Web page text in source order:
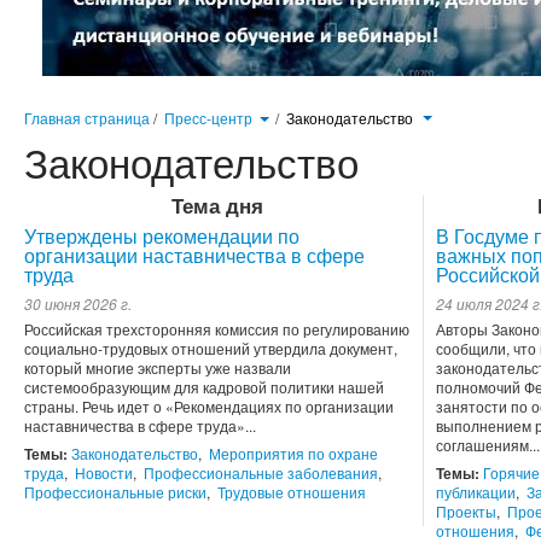
Главная страница / Пресс-центр / Законодательство
Законодательство
Тема дня
Утверждены рекомендации по
организации наставничества в сфере
труда
30 июня 2026 г.
Российская трехсторонняя комиссия по регулированию
социально-трудовых отношений утвердила документ,
который многие эксперты уже назвали
системообразующим для кадровой политики нашей
страны. Речь идет о «Рекомендациях по организации
наставничества в сфере труда»...
Темы: Законодательство, Мероприятия по охране
труда, Новости, Профессиональные заболевания,
Профессиональные риски, Трудовые отношения
В Госдуме
важных
24 июля 2024
Авторы
сообщили,
полномочий
занятости по
выполнением
соглашениям...
Темы:
публикации,
Проекты,
отношения,